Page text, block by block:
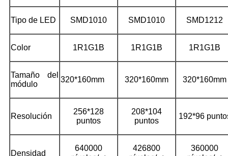
Tipo de LED SMD1010 SMD1010 SMD1212
Color 1R1G1B 1R1G1B 1R1G1B
Tamaño del
módulo
320*160mm 320*160mm 320*160mm
Resolución
256*128
puntos
208*104
puntos
192*96
Densidad
640000
426800
360000